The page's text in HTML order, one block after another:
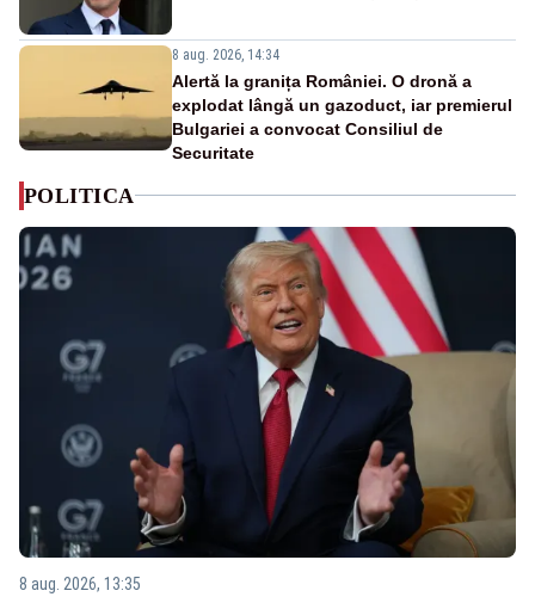
8 aug. 2026, 14:34
Alertă la granița României. O dronă a
explodat lângă un gazoduct, iar premierul
Bulgariei a convocat Consiliul de
Securitate
POLITICA
8 aug. 2026, 13:35